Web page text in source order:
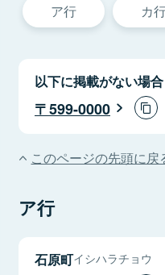
ア行 カ
以下に掲載がない場合
599-0000
このページの先頭に戻
ア行
石原町イシハラチョウ